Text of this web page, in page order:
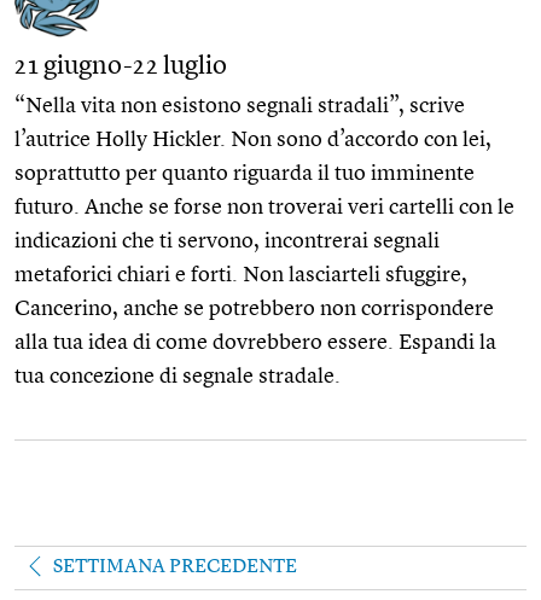
21 giugno-22 luglio
“Nella vita non esistono segnali stradali”, scrive
l’autrice Holly Hickler. Non sono d’accordo con lei,
soprattutto per quanto riguarda il tuo imminente
futuro. Anche se forse non troverai veri cartelli con le
indicazioni che ti servono, incontrerai segnali
metaforici chiari e forti. Non lasciarteli sfuggire,
Cancerino, anche se potrebbero non corrispondere
alla tua idea di come dovrebbero essere. Espandi la
tua concezione di segnale stradale.
SETTIMANA PRECEDENTE